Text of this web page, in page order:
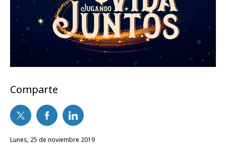
Comparte
lunes, 25 de noviembre 2019